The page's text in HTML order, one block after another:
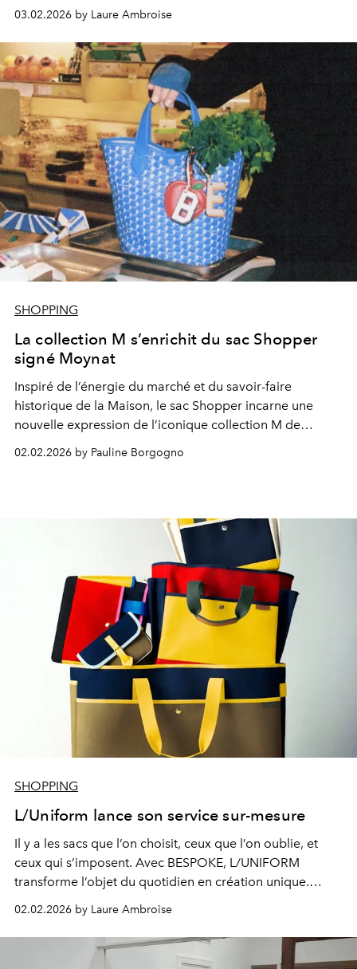
imaginés par le jeune céramiste Constantin Riant. Trois
créations poétiques pour célébrer l’amour avec
raffinement.
03.02.2026 by Laure Ambroise
SHOPPING
La collection M s’enrichit du sac Shopper
signé Moynat
Inspiré de l’énergie du marché et du savoir-faire
historique de la Maison, le sac Shopper incarne une
nouvelle expression de l’iconique collection M de
02.02.2026 by Pauline Borgogno
SHOPPING
L/Uniform lance son service sur-mesure
Il y a les sacs que l’on choisit, ceux que l’on oublie, et
ceux qui s’imposent. Avec BESPOKE, L/UNIFORM
transforme l’objet du quotidien en création unique.
Chaque sac devient une pièce personnelle, façonnée
pour durer, pensée pour accompagner mais surtout
pour être.
02.02.2026 by Laure Ambroise